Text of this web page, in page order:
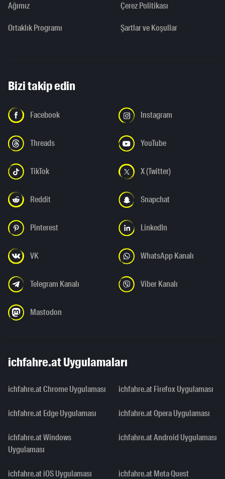
Ağımız
Ortaklık Programı
Çerez Politikası
Şartlar ve Koşullar
Bizi takip edin
Facebook Instagram
Threads YouTube
TikTok X (Twitter)
Reddit Snapchat
Pinterest LinkedIn
VK WhatsApp Kanalı
Telegram Kanalı Viber Kanalı
Mastodon
ichfahre.at Uygulamaları
ichfahre.at Chrome Uygulaması ichfahre.at Firefox Uygulaması
ichfahre.at Edge Uygulaması ichfahre.at Opera Uygulaması
ichfahre.at Windows
Uygulaması
ichfahre.at Android Uygulaması
ichfahre.at iOS Uygulaması ichfahre.at Meta Quest